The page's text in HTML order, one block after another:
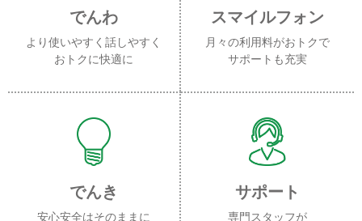
でんわ
より使いやすく話しやすく
おトクに快適に
スマイルフォン
月々の利用料がおトクで
サポートも充実
でんき
安心安全はそのままに
サポート
専門スタッフが